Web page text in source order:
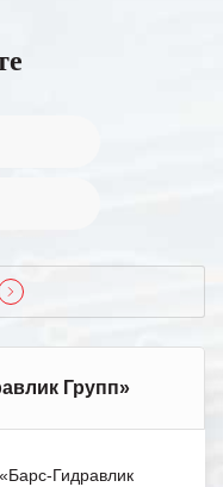
Групп»
Гидравлик